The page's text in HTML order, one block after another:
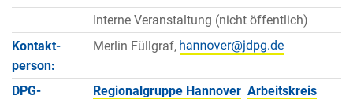
Interne Veranstaltung (nicht öffentlich)
Kontakt­
person:
Merlin Füllgraf,
DPG-
Regionalgruppe Hannover Arbeitskreis